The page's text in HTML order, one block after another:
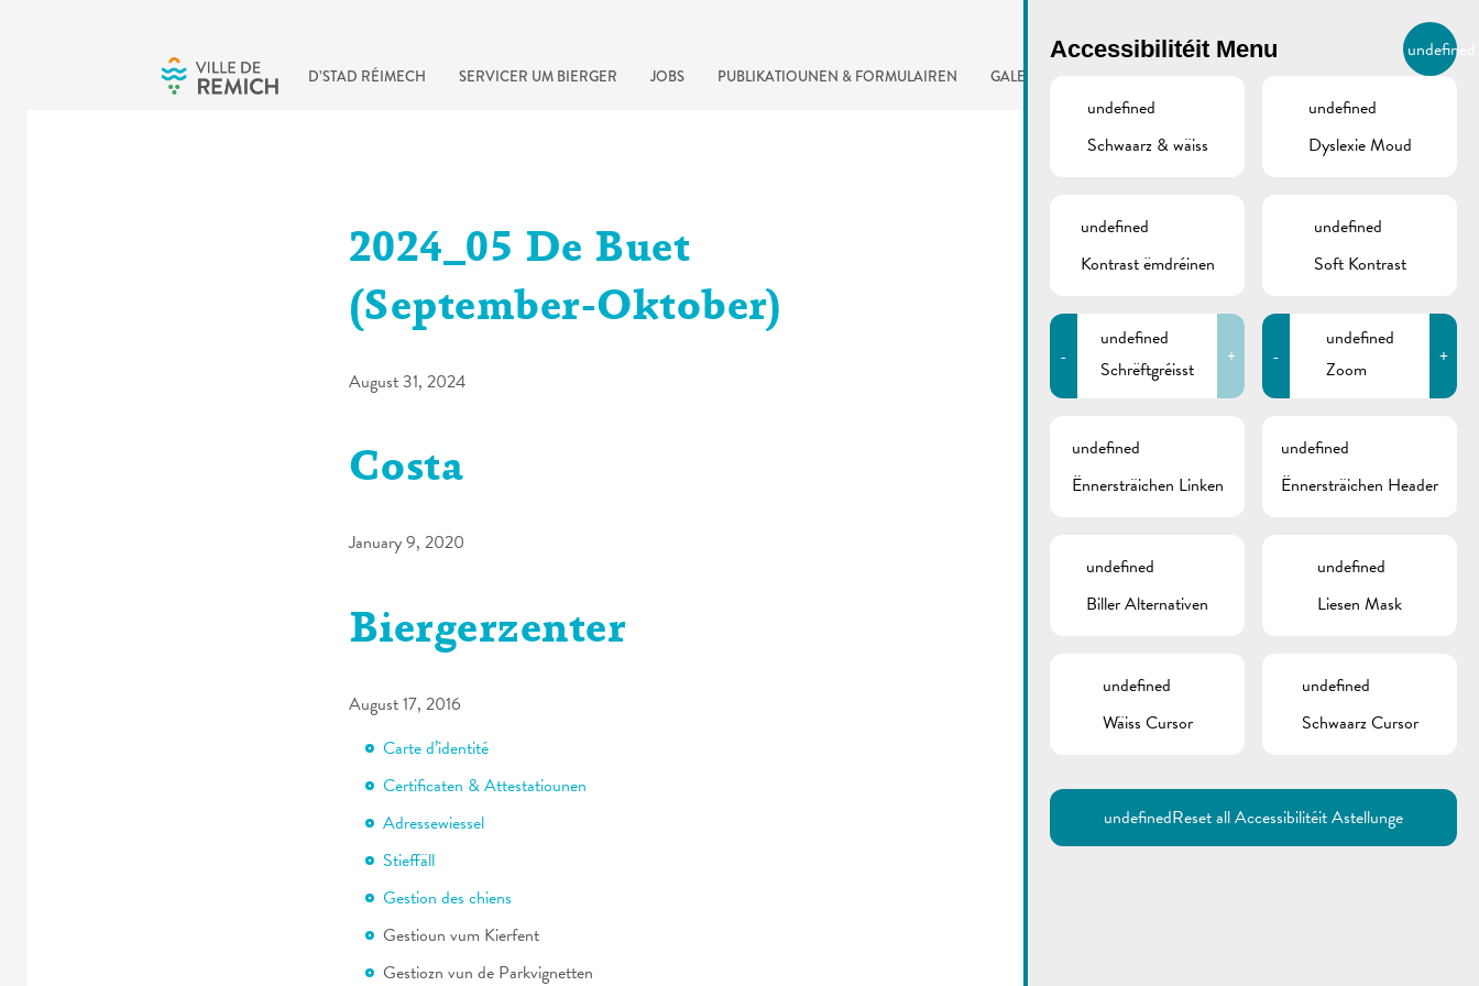
D’STAD RÉIMECH SERVICER UM BIERGER JOBS PUBLIKATIOUNEN & FORMULAIREN GALERIE LB
BIERGER.REMICH.LU
2024_05 De Buet
(September-Oktober)
August 31, 2024
Costa
January 9, 2020
Biergerzenter
August 17, 2016
Carte d’identité
Certificaten & Attestatiounen
Adressewiessel
Stieffäll
Gestion des chiens
Gestioun vum Kierfent
Gestiozn vun de Parkvignetten
Accessibilitéit Menu undefined
undefined
Schwaarz & wäiss
undefined
Dyslexie Moud
undefined
Kontrast ëmdréinen
undefined
Soft Kontrast
-
undefined
Schrëftgréisst
+ -
undefined
Zoom
+
undefined
Ënnersträichen Linken
undefined
Ënnersträichen Header
undefined
Biller Alternativen
undefined
Liesen Mask
undefined
Wäiss Cursor
undefined
Schwaarz Cursor
undefinedReset all Accessibilitéit Astellunge